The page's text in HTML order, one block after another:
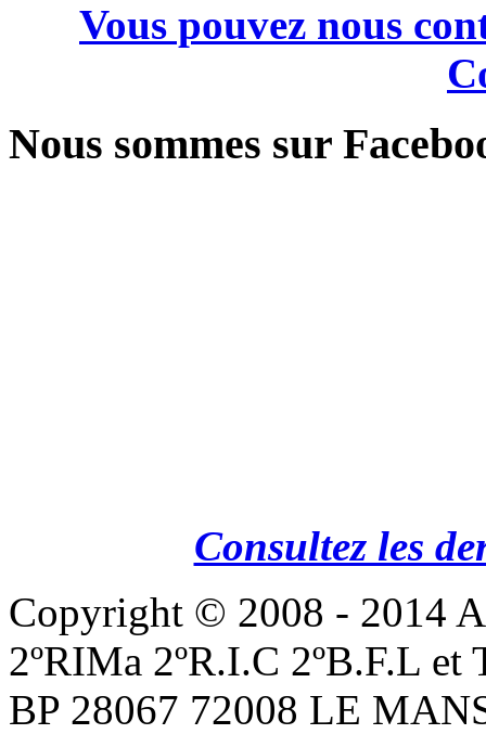
Vous pouvez nous
Nous sommes sur
Consultez les
Copyright © 2008 - 2014
2ºRIMa 2ºR.I.C 2ºB.F.L
BP 28067 72008 LE